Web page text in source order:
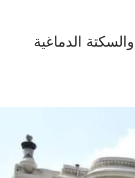
الدماغية